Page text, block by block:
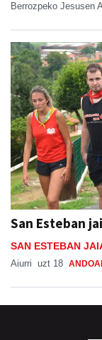
Berrozpeko Jesusen
San Esteban
SAN ESTEBAN
Aiurri uzt 18